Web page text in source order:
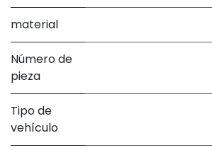
material
Número de
pieza
Tipo de
vehículo